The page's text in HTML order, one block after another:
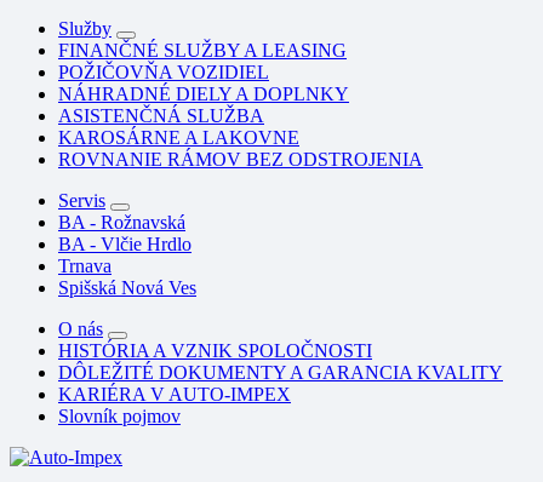
Služby
FINANČNÉ SLUŽBY A LEASING
POŽIČOVŇA VOZIDIEL
NÁHRADNÉ DIELY A DOPLNKY
ASISTENČNÁ SLUŽBA
KAROSÁRNE A LAKOVNE
ROVNANIE RÁMOV BEZ ODSTROJENIA
Servis
BA - Rožnavská
BA - Vlčie Hrdlo
Trnava
Spišská Nová Ves
O nás
HISTÓRIA A VZNIK SPOLOČNOSTI
DÔLEŽITÉ DOKUMENTY A GARANCIA KVALITY
KARIÉRA V AUTO-IMPEX
Slovník pojmov